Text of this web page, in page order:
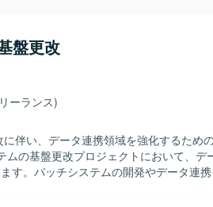
盤更改
ーランス)
伴い、データ連携領域を強化するため
す。バッチシステムの開発やデータ連